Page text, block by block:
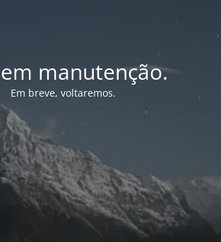
manutenção.
Em breve, voltaremos.